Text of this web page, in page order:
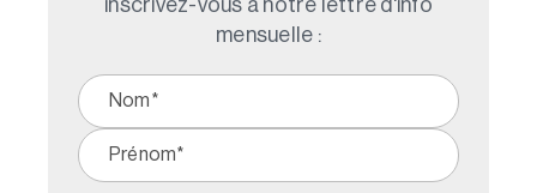
inscrivez-vous à notre lettre d'info
mensuelle :